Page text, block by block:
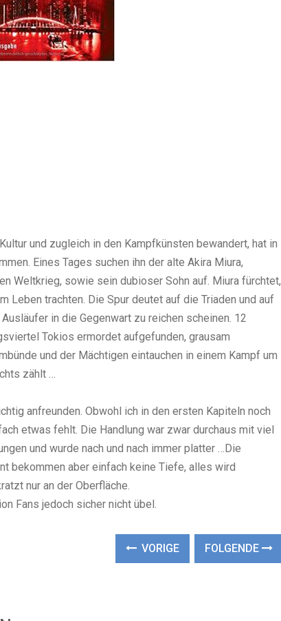
und zugleich in den Kampfkünsten bewandert, hat in
Eines Tages suchen ihn der alte Akira Miura,
Weltkrieg, sowie sein dubioser Sohn auf. Miura fürchtet,
Leben trachten. Die Spur deutet auf die Triaden und auf
in die Gegenwart zu reichen scheinen. 12
Tokios ermordet aufgefunden, grausam
und der Mächtigen eintauchen in einem Kampf um
zählt …
anfreunden. Obwohl ich in den ersten Kapiteln noch
etwas fehlt. Die Handlung war zwar durchaus mit viel
und wurde nach und nach immer platter …Die
bekommen aber einfach keine Tiefe, alles wird
nur an der Oberfläche.
Fans jedoch sicher nicht übel.
VORIGE FOLGENDE